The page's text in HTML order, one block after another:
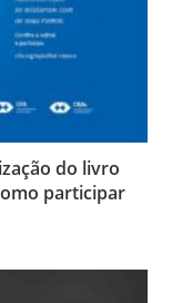
do livro
participar